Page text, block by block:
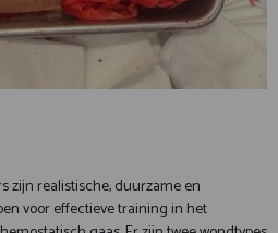
zijn realistische, duurzame en
voor effectieve training in het